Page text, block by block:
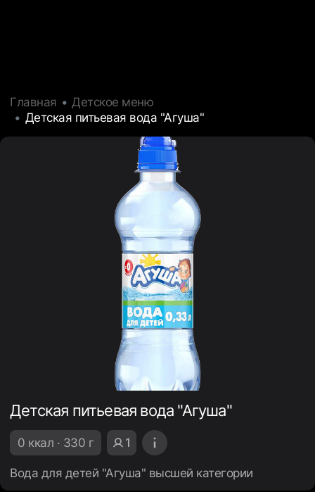
Главная
Детское меню
Детская питьевая вода "Агуша"
Детская питьевая вода "Агуша"
0 ккал · 330 г 1
Вода для детей "Агуша" высшей категории